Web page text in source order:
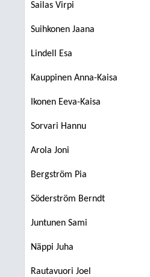
Sailas Virpi
Suihkonen Jaana
Lindell Esa
Kauppinen Anna-Kaisa
Ikonen Eeva-Kaisa
Sorvari Hannu
Arola Joni
Bergström Pia
Söderström Berndt
Juntunen Sami
Näppi Juha
Rautavuori Joel